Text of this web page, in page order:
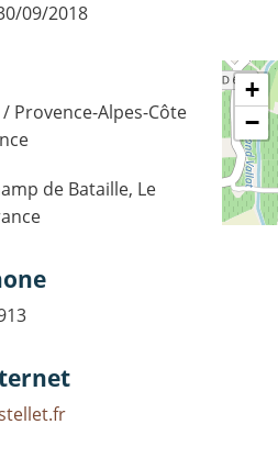
09/2018
Provence-Alpes-Côte
de Bataille, Le
+
−